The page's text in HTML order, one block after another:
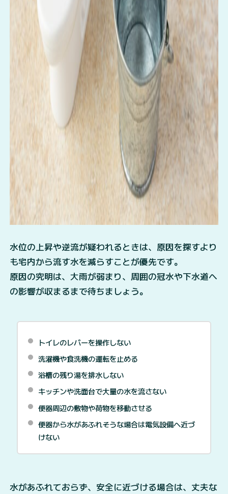
水位の上昇や逆流が疑われるときは、原因を探すより
も宅内から流す水を減らすことが優先です。
原因の究明は、大雨が弱まり、周囲の冠水や下水道へ
の影響が収まるまで待ちましょう。
トイレのレバーを操作しない
洗濯機や食洗機の運転を止める
浴槽の残り湯を排水しない
キッチンや洗面台で大量の水を流さない
便器周辺の敷物や荷物を移動させる
便器から水があふれそうな場合は電気設備へ近づ
けない
水があふれておらず、安全に近づける場合は、丈夫な